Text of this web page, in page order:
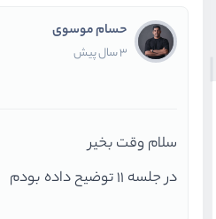
حسام موسوی
3 سال پیش
سلام وقت بخیر
در جلسه ۱۱ توضیح داده بودم